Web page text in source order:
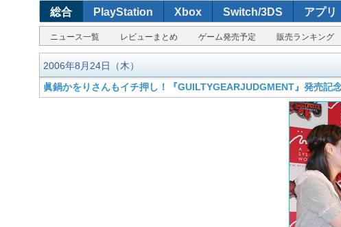
総合 PlayStation Xbox Switch/3DS アプリ
ニュース一覧 レビューまとめ ゲーム発売予定 販売ランキング
2006年8月24日（木）
眞鍋かをりさんもイチ押し！『GUILTYGEARJUDGMENT』発売記